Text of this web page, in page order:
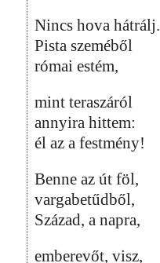
Nincs hova hátrálj.
Pista szeméből
római estém,
mint teraszáról
annyira hittem:
él az a festmény!
Benne az út föl,
vargabetűdből,
Század, a napra,
emberevőt, visz,